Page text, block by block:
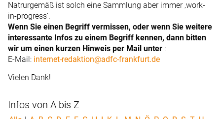
Natrurgemäß ist solch eine Sammlung aber immer ‚work-
in-progress‘.
Wenn Sie einen Begriff vermissen, oder wenn Sie weitere
interessante Infos zu einem Begriff kennen, dann bitten
wir um einen kurzen Hinweis per Mail unter :
E-Mail: internet-redaktion@adfc-frankfurt.de
Vielen Dank!
Infos von A bis Z